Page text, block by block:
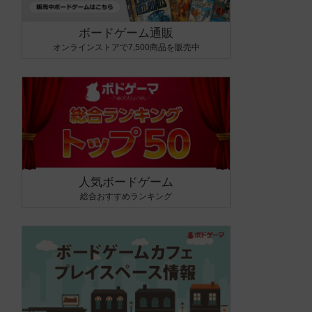
ボードゲーム通販
オンラインストアで7,500商品を販売中
人気ボードゲーム
総合おすすめランキング